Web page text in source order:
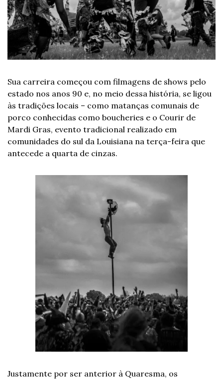
Sua carreira começou com filmagens de shows pelo
estado nos anos 90 e, no meio dessa história, se ligou
às tradições locais – como matanças comunais de
porco conhecidas como boucheries e o Courir de
Mardi Gras, evento tradicional realizado em
comunidades do sul da Louisiana na terça-feira que
antecede a quarta de cinzas.
Justamente por ser anterior à Quaresma, os